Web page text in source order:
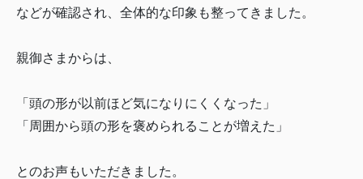
などが確認され、全体的な印象も整ってきました。
親御さまからは、
「頭の形が以前ほど気になりにくくなった」
「周囲から頭の形を褒められることが増えた」
とのお声もいただきました。